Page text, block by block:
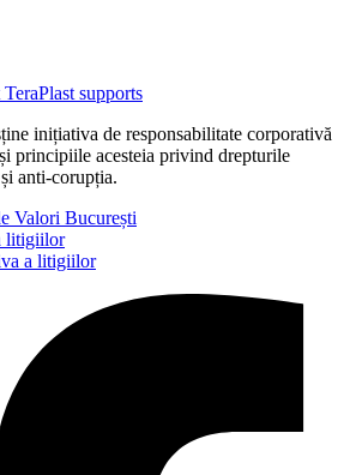
inițiativa de responsabilitate corporativă
principiile acesteia privind drepturile
anti-corupția.